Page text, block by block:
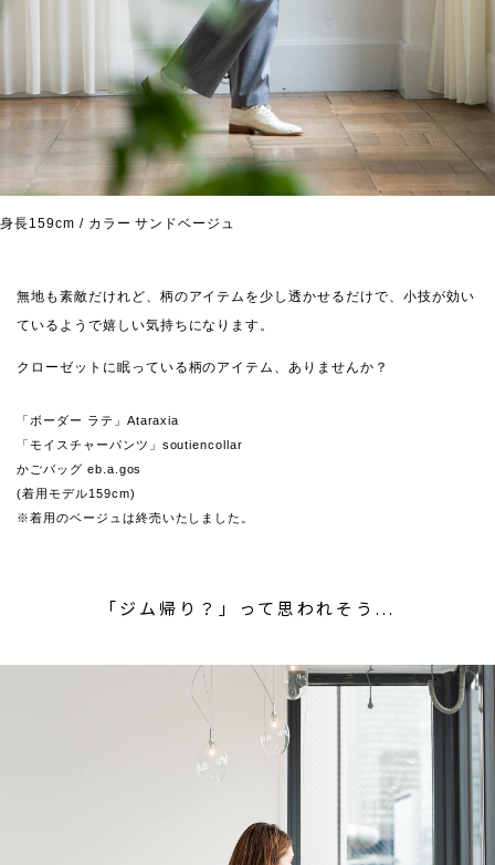
身長159cm / カラー サンドベージュ
無地も素敵だけれど、柄のアイテムを少し透かせるだけで、小技が効い
ているようで嬉しい気持ちになります。
クローゼットに眠っている柄のアイテム、ありませんか？
「ボーダー ラテ」Ataraxia
「モイスチャーパンツ」soutiencollar
かごバッグ eb.a.gos
(着用モデル159cm)
※着用のベージュは終売いたしました。
「ジム帰り？」って思われそう...